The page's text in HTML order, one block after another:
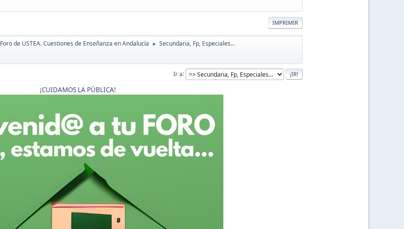
IMPRIMIR
Foro de USTEA. Cuestiones de Enseñanza en Andalucía ► Secundaria, Fp, Especiales...
Ir a
¡CUIDAMOS LA PÚBLICA!